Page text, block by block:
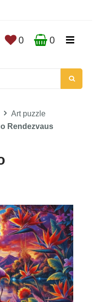
0 0
Art puzzle
Rendezvaus